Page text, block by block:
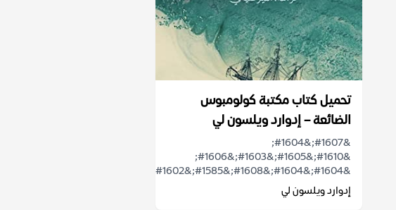
تحميل كتاب مكتبة كولومبوس
الضائعة – إدوارد ويلسون لي
&#1607;&#1604;
&#1610;&#1605;&#1603;&#1606;
&#1604;&#1604;&#1608;&#1585;&#1602;...
إدوارد ويلسون لي